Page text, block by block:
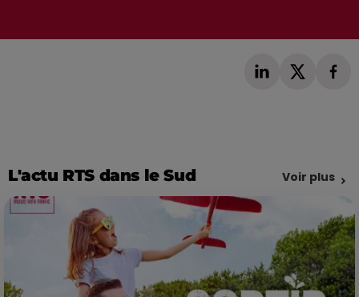
L'actu RTS dans le Sud Voir plus